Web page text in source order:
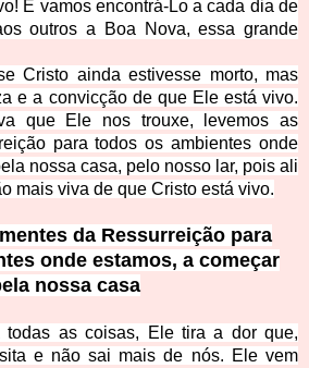
E vamos encontrá-Lo a cada dia de
outros a Boa Nova, essa grande
Cristo ainda estivesse morto, mas
e a convicção de que Ele está vivo.
que Ele nos trouxe, levemos as
para todos os ambientes onde
nossa casa, pelo nosso lar, pois ali
mais viva de que Cristo está vivo.
da Ressurreição para
onde estamos, a começar
nossa casa
todas as coisas, Ele tira a dor que,
e não sai mais de nós. Ele vem